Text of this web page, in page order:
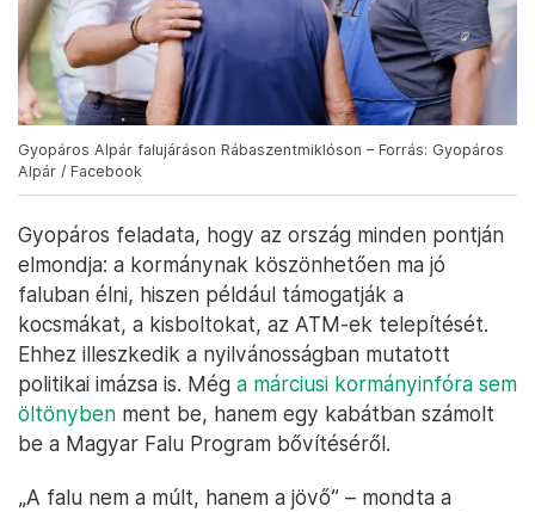
Gyopáros Alpár falujáráson Rábaszentmiklóson – Forrás: Gyopáros
Alpár / Facebook
Gyopáros feladata, hogy az ország minden pontján
elmondja: a kormánynak köszönhetően ma jó
faluban élni, hiszen például támogatják a
kocsmákat, a kisboltokat, az ATM-ek telepítését.
Ehhez illeszkedik a nyilvánosságban mutatott
politikai imázsa is. Még a márciusi kormányinfóra sem
öltönyben ment be, hanem egy kabátban számolt
be a Magyar Falu Program bővítéséről.
„A falu nem a múlt, hanem a jövő” – mondta a